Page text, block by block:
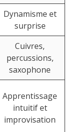
Dynamisme et
surprise
Cuivres,
percussions,
saxophone
Apprentissage
intuitif et
improvisation